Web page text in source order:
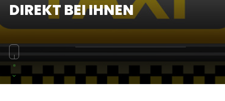
DIREKT BEI IHNEN